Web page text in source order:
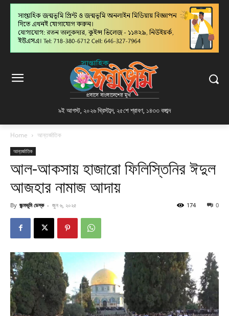
৯ই আগস্ট, ২০২৬ খ্রিস্টাব্দ, ২৫শে শ্রাবণ, ১৪৩৩ বঙ্গাব্দ
Home আন্তর্জাতিক
আন্তর্জাতিক
আল-আকসায় হাজারো ফিলিস্তিনির ঈদুল
আজহার নামাজ আদায়
By জন্মভূমি ডেস্ক - জুন ৬, ২০২৫ 0
174